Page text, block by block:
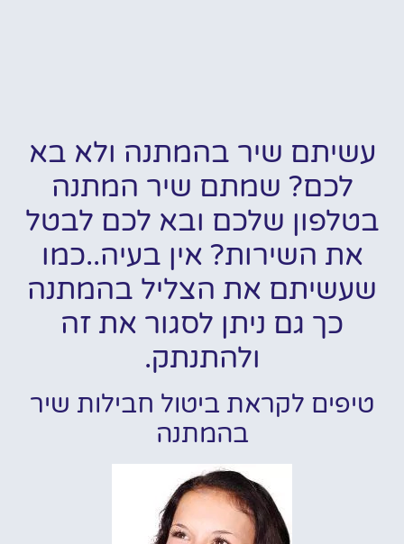
עשיתם שיר בהמתנה ולא בא
לכם? שמתם שיר המתנה
בטלפון שלכם ובא לכם לבטל
את השירות? אין בעיה..כמו
שעשיתם את הצליל בהמתנה
כך גם ניתן לסגור את זה
ולהתנתק.
טיפים לקראת ביטול חבילות שיר
בהמתנה